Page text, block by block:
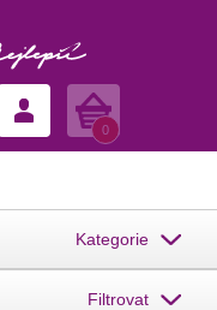
Košík
0
Kategorie
Filtrovat